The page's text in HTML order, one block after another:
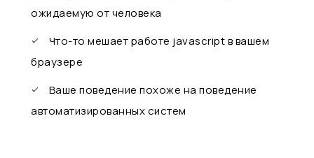
ожидаемую от человека
Что-то мешает работе javascript в вашем
браузере
Ваше поведение похоже на поведение
автоматизированных систем